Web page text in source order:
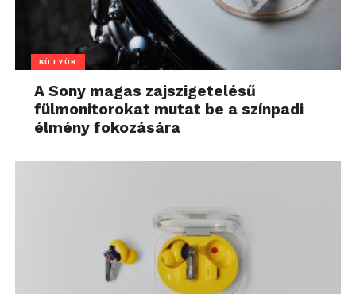
KÜTYÜK
A Sony magas zajszigetelésű
fülmonitorokat mutat be a színpadi
élmény fokozására